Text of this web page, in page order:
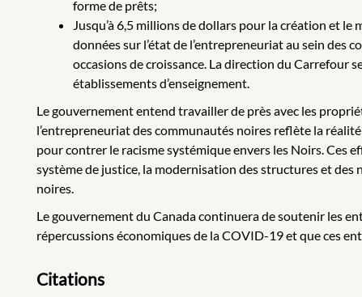
forme de prêts;
Jusqu’à 6,5 millions de dollars pour la création et
données sur l’état de l’entrepreneuriat au sein des
occasions de croissance. La direction du Carrefour
établissements d’enseignement.
Le gouvernement entend travailler de près avec les
l’entrepreneuriat des communautés noires reflète la
pour contrer le racisme systémique envers les Noirs. Ces
système de justice, la modernisation des structures et
noires.
Le gouvernement du Canada continuera de soutenir les
répercussions économiques de la COVID-19 et que ces
Citations